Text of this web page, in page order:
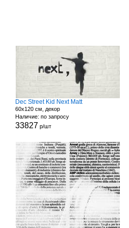
Dec Street Kid Next Matt
60x120 см, декор
Наличие: по запросу
33827 р/шт